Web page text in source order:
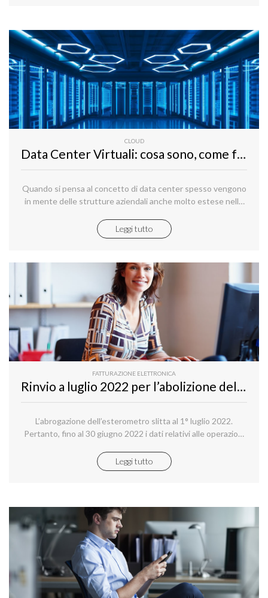
CLOUD
Data Center Virtuali: cosa sono, come funzionano e perché crearne uno
Quando si pensa al concetto di data center spesso vengono
in mente delle strutture aziendali anche molto estese nelle
o privata, lo scopo di tali strutture è generalmente quello di
ospitare ambienti di sviluppo e produzione con cui devono
elaborati dei dati.
Leggi tutto
FATTURAZIONE ELETTRONICA
Rinvio a luglio 2022 per l’abolizione dell’esterometro
L’abrogazione dell’esterometro slitta al 1° luglio 2022.
Pertanto, fino al 30 giugno 2022 i dati relativi alle operazioni
stabiliti in Italia continueranno a essere comunicati
trimestralmente all’Agenzia delle Entrate.
Leggi tutto